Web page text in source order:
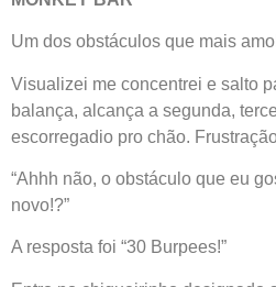
Um dos obstáculos que mais
Visualizei me concentrei e salto
balança, alcança a segunda,
escorregadio pro chão.
“Ahhh não, o obstáculo que eu
novo!?”
A resposta foi “30 Burpees!”